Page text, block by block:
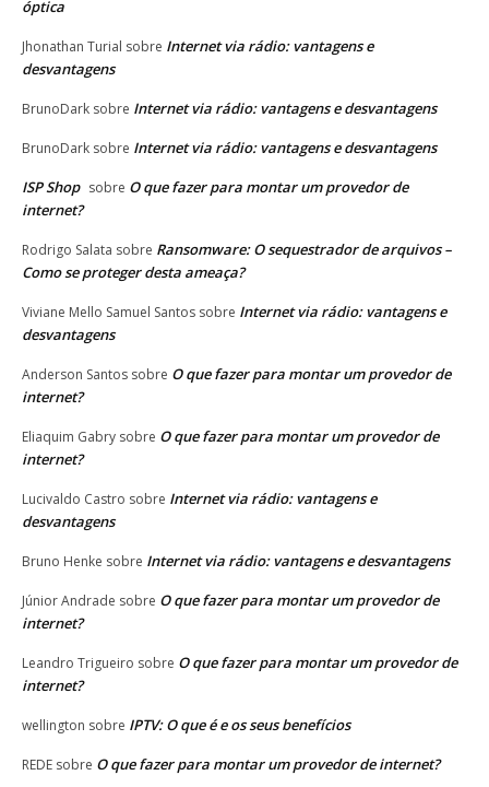
óptica
Jhonathan Turial sobre Internet via rádio: vantagens e
desvantagens
BrunoDark sobre Internet via rádio: vantagens e desvantagens
BrunoDark sobre Internet via rádio: vantagens e desvantagens
ISP Shop sobre O que fazer para montar um provedor de
internet?
Rodrigo Salata sobre Ransomware: O sequestrador de arquivos –
Como se proteger desta ameaça?
Viviane Mello Samuel Santos sobre Internet via rádio: vantagens e
desvantagens
Anderson Santos sobre O que fazer para montar um provedor de
internet?
Eliaquim Gabry sobre O que fazer para montar um provedor de
internet?
Lucivaldo Castro sobre Internet via rádio: vantagens e
desvantagens
Bruno Henke sobre Internet via rádio: vantagens e desvantagens
Júnior Andrade sobre O que fazer para montar um provedor de
internet?
Leandro Trigueiro sobre O que fazer para montar um provedor de
internet?
wellington sobre IPTV: O que é e os seus benefícios
REDE sobre O que fazer para montar um provedor de internet?